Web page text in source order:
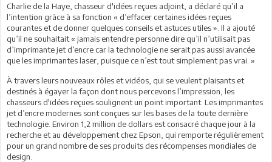
Charlie de la Haye, chasseur d'idées reçues adjoint, a déclaré qu’il a
l’intention grâce à sa fonction « d’effacer certaines idées reçues
courantes et de donner quelques conseils et astuces utiles ». Il a ajouté
qu’il ne souhaitait « jamais entendre personne dire qu’il n’utilisait pas
d’imprimante jet d’encre car la technologie ne serait pas aussi avancée
que les imprimantes laser, puisque ce n’est tout simplement pas vrai. »
À travers leurs nouveaux rôles et vidéos, qui se veulent plaisants et
destinés à égayer la façon dont nous percevons l’impression, les
chasseurs d'idées reçues soulignent un point important. Les imprimantes
jet d’encre modernes sont conçues sur les bases de la toute dernière
technologie. Environ 1,2 million de dollars est consacré chaque jour à la
recherche et au développement chez Epson, qui remporte régulièrement
pour un grand nombre de ses produits des récompenses mondiales de
design.